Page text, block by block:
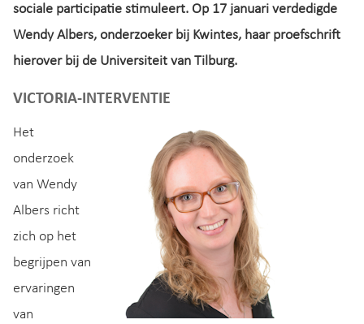
sociale participatie stimuleert. Op 17 januari verdedigde
Wendy Albers, onderzoeker bij Kwintes, haar proefschrift
hierover bij de Universiteit van Tilburg.
VICTORIA-INTERVENTIE
Het
onderzoek
van Wendy
Albers richt
zich op het
begrijpen van
ervaringen
van